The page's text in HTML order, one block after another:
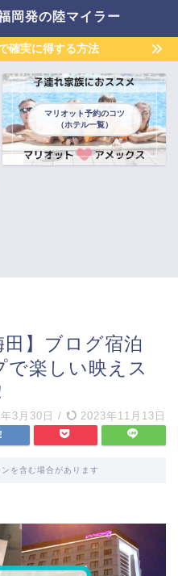
岡発の陸マイラー
確実に得する方法
マリオット予約のコツ
（ホテル一覧）
田】ブログ宿泊
楽しい映えス
3月30日 / 2023年11月13日
を含む場合があります